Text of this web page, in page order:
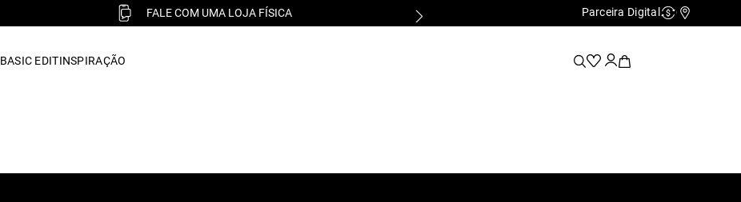
FALE COM UMA LOJA FÍSICA Parceira Digital Cashback
BASIC EDITINSPIRAÇÃO